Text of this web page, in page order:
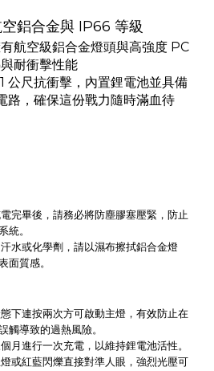
鋁合金與 IP66 等級
航空級鋁合金燈頭與高強度 PC
耐衝擊性能
公尺抗衝擊，內置鋰電池並具備
，確保這份戰力隨時滿血待
完畢後，請務必將防塵膠塞壓緊，防止
統。
水或化學劑，請以濕布擦拭鋁合金燈
面質感。
下連按兩次方可啟動主燈，有效防止在
觸導致的過熱風險。
月進行一次充電，以維持鋰電池活性。
或紅藍閃爍直接對準人眼，強烈光壓可